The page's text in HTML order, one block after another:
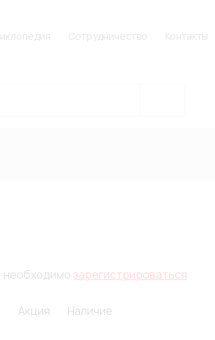
Сотрудничество Контакты
необходимо зарегистрироваться
Акция Наличие